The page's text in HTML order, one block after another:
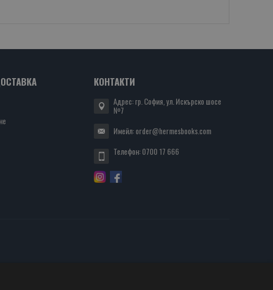
КОНТАКТИ
Адрес: гр. София, ул. Искърско шосе
№7
Имейл:order@hermesbooks.com
Телефон:0700 17 666